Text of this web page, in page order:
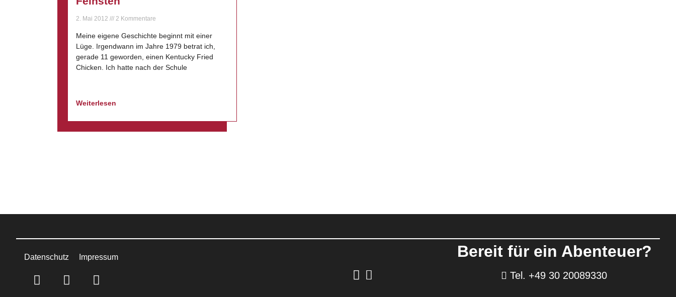
2. Mai 2012 2 Kommentare
Meine eigene Geschichte beginnt mit einer
Lüge. Irgendwann im Jahre 1979 betrat ich,
gerade 11 geworden, einen Kentucky Fried
Chicken. Ich hatte nach der Schule
Weiterlesen
Datenschutz Impressum Bereit für ein Abenteuer?
Tel. +49 30 20089330